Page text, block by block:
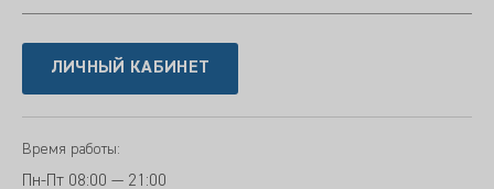
ЛИЧНЫЙ КАБИНЕТ
Время работы:
Пн-Пт 08:00 — 21:00